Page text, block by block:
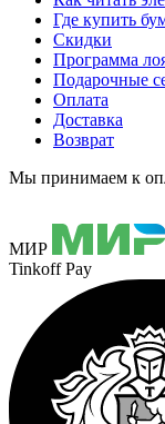
Где купить
Скидки
Программа
Подарочные
Оплата
Доставка
Возврат
Мы принимаем к
МИР
Tinkoff Pay